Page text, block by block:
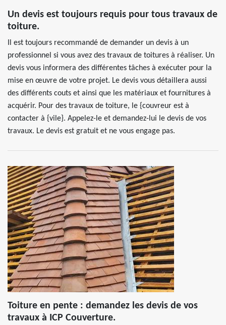
Un devis est toujours requis pour tous travaux de
toiture.
Il est toujours recommandé de demander un devis à un
professionnel si vous avez des travaux de toitures à réaliser. Un
devis vous informera des différentes tâches à exécuter pour la
mise en œuvre de votre projet. Le devis vous détaillera aussi
des différents couts et ainsi que les matériaux et fournitures à
acquérir. Pour des travaux de toiture, le {couvreur est à
contacter à {vile}. Appelez-le et demandez-lui le devis de vos
travaux. Le devis est gratuit et ne vous engage pas.
Toiture en pente : demandez les devis de vos
travaux à ICP Couverture.